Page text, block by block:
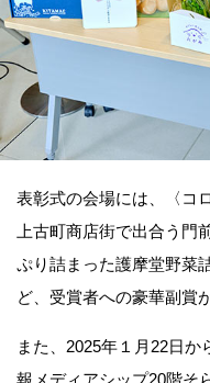
表彰式の会場には、〈コ
上古町商店街で出合う門
ぷり詰まった護摩堂野菜
ど、受賞者への豪華副賞
また、2025年１月22日